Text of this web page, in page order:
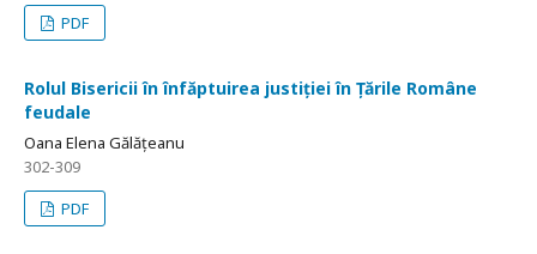
PDF
Rolul Bisericii în înfăptuirea justiției în Țările Române
feudale
Oana Elena Gălățeanu
302-309
PDF